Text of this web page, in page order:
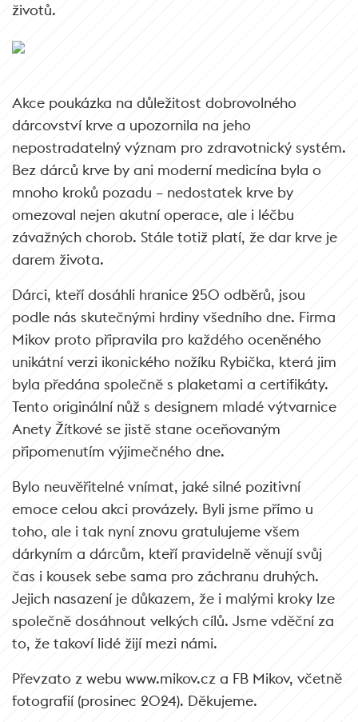
životů.
Akce poukázka na důležitost dobrovolného
dárcovství krve a upozornila na jeho
nepostradatelný význam pro zdravotnický systém.
Bez dárců krve by ani moderní medicína byla o
mnoho kroků pozadu – nedostatek krve by
omezoval nejen akutní operace, ale i léčbu
závažných chorob. Stále totiž platí, že dar krve je
darem života.
Dárci, kteří dosáhli hranice 250 odběrů, jsou
podle nás skutečnými hrdiny všedního dne. Firma
Mikov proto připravila pro každého oceněného
unikátní verzi ikonického nožíku Rybička, která jim
byla předána společně s plaketami a certifikáty.
Tento originální nůž s designem mladé výtvarnice
Anety Žítkové se jistě stane oceňovaným
připomenutím výjimečného dne.
Bylo neuvěřitelné vnímat, jaké silné pozitivní
emoce celou akci provázely. Byli jsme přímo u
toho, ale i tak nyní znovu gratulujeme všem
dárkyním a dárcům, kteří pravidelně věnují svůj
čas i kousek sebe sama pro záchranu druhých.
Jejich nasazení je důkazem, že i malými kroky lze
společně dosáhnout velkých cílů. Jsme vděční za
to, že takoví lidé žijí mezi námi.
Převzato z webu www.mikov.cz a FB Mikov, včetně
fotografií (prosinec 2024). Děkujeme.